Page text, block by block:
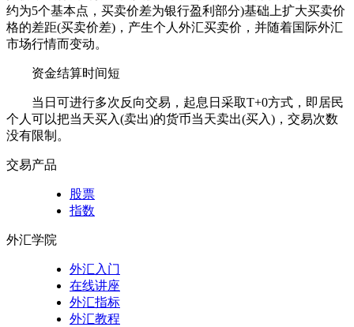
约为5个基本点，买卖价差为银行盈利部分)基础上扩大买卖价
格的差距(买卖价差)，产生个人外汇买卖价，并随着国际外汇
市场行情而变动。
资金结算时间短
当日可进行多次反向交易，起息日采取T+0方式，即居民
个人可以把当天买入(卖出)的货币当天卖出(买入)，交易次数
没有限制。
交易产品
股票
指数
外汇学院
外汇入门
在线讲座
外汇指标
外汇教程